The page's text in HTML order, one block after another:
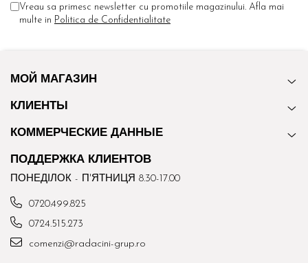
Vreau sa primesc newsletter cu promotiile magazinului. Afla mai
multe in Politica de Confidentialitate
МОЙ МАГАЗИН
КЛИЕНТЫ
КОММЕРЧЕСКИЕ ДАННЫЕ
ПОДДЕРЖКА КЛИЕНТОВ
ПОНЕДІЛОК - П'ЯТНИЦЯ 8.30-17.00
0720.499.825
0724.515.273
comenzi@radacini-grup.ro